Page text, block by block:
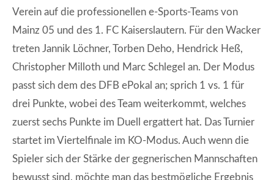
Verein auf die professionellen e-Sports-Teams von
Mainz 05 und des 1. FC Kaiserslautern. Für den Wacker
treten Jannik Löchner, Torben Deho, Hendrick Heß,
Christopher Milloth und Marc Schlegel an. Der Modus
passt sich dem des DFB ePokal an; sprich 1 vs. 1 für
drei Punkte, wobei des Team weiterkommt, welches
zuerst sechs Punkte im Duell ergattert hat. Das Turnier
startet im Viertelfinale im KO-Modus. Auch wenn die
Spieler sich der Stärke der gegnerischen Mannschaften
bewusst sind, möchte man das bestmögliche Ergebnis